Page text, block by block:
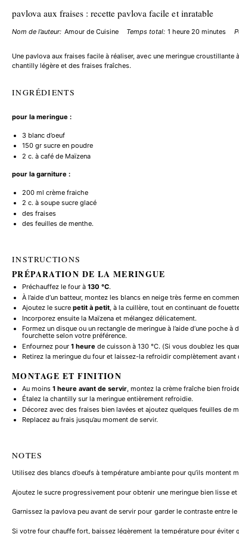
pavlova aux fraises : recette pavlova facile et inratable
Nom de l’auteur: Amour de Cuisine Temps total: 1 heure 20 minutes
Une pavlova aux fraises facile à réaliser, avec une meringue croustillante
chantilly légère et des fraises fraîches.
INGRÉDIENTS
pour la meringue :
3blanc d’oeuf
150gr sucre en poudre
2 c. à café de Maïzena
pour la garniture :
200ml crème fraiche
2 c. à soupe sucre glacé
des fraises
des feuilles de menthe.
INSTRUCTIONS
PRÉPARATION DE LA MERINGUE
Préchauffez le four à 130 °C.
À l’aide d’un batteur, montez les blancs en neige très ferme en
Ajoutez le sucre petit à petit, à la cuillère, tout en continuant de
Incorporez ensuite la Maïzena et mélangez délicatement.
Formez un disque ou un rectangle de meringue à l’aide d’une poche
fourchette selon votre préférence.
Enfournez pour 1 heure de cuisson à 130 °C. (Si vous doublez les
Retirez la meringue du four et laissez-la refroidir complètement avant
MONTAGE ET FINITION
Au moins 1 heure avant de servir, montez la crème fraîche bien
Étalez la chantilly sur la meringue entièrement refroidie.
Décorez avec des fraises bien lavées et ajoutez quelques feuilles de
Replacez au frais jusqu’au moment de servir.
NOTES
Utilisez des blancs d’oeufs à température ambiante pour qu’ils montent
Ajoutez le sucre progressivement pour obtenir une meringue bien lisse et
Garnissez la pavlova peu avant de servir pour garder le contraste entre
Si votre four chauffe fort, baissez légèrement la température pour éviter